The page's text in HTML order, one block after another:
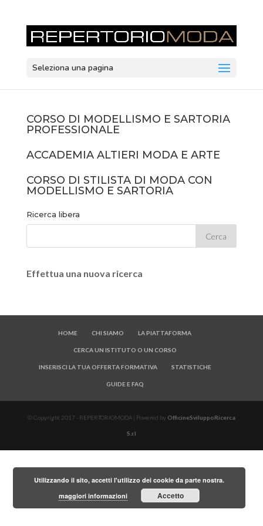
Seleziona una pagina
CORSO DI MODELLISMO E SARTORIA
PROFESSIONALE
ACCADEMIA ALTIERI MODA E ARTE
CORSO DI STILISTA DI MODA CON
MODELLISMO E SARTORIA
Ricerca libera
Effettua una nuova ricerca
HOME CHI SIAMO LA PIATTAFORMA
CERCA UN ISTITUTO O UN CORSO
INSERISCI LA TUA OFFERTA FORMATIVA STATISTICHE
GUIDE E FAQ
© Copyright 2017 - REPERTORIOMODA | Powered by OfficineSviluppoRicerca
S.r.l
Utilizzando il sito, accetti l'utilizzo dei cookie da parte nostra.
maggiori informazioni
Accetto